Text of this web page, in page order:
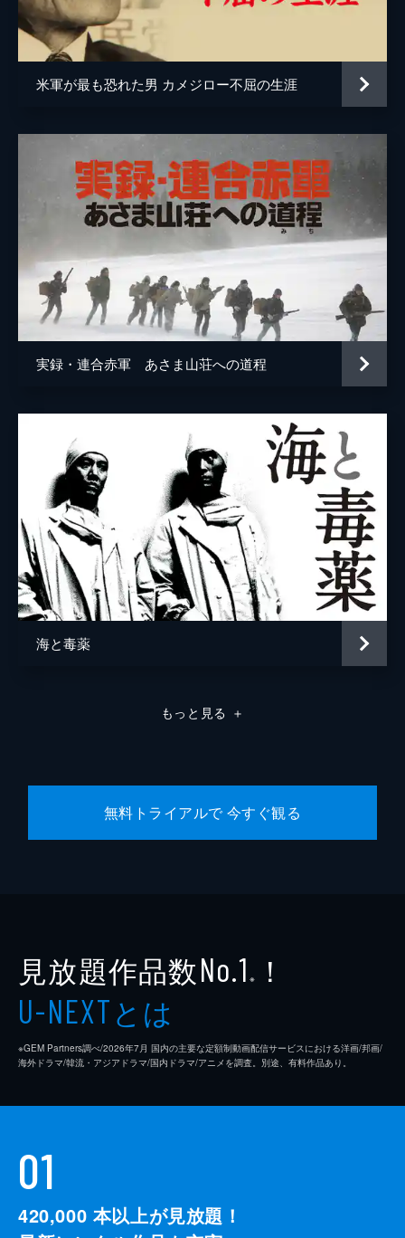
米軍が最も恐れた男 カメジロー不屈の生涯
実録・連合赤軍 あさま山荘への道程
海と毒薬
もっと見る ＋
無料トライアルで 今すぐ観る
見放題作品数No.1 ※ ！
U-NEXTとは
※GEM Partners調べ/2026年7⽉ 国内の主要な定額制動画配信サービスにおける洋画/邦画/
海外ドラマ/韓流・アジアドラマ/国内ドラマ/アニメを調査。別途、有料作品あり。
01
420,000 本以上が見放題！